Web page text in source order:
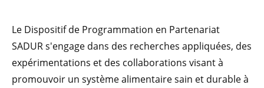
Le Dispositif de Programmation en Partenariat
SADUR s'engage dans des recherches appliquées, des
expérimentations et des collaborations visant à
promouvoir un système alimentaire sain et durable à